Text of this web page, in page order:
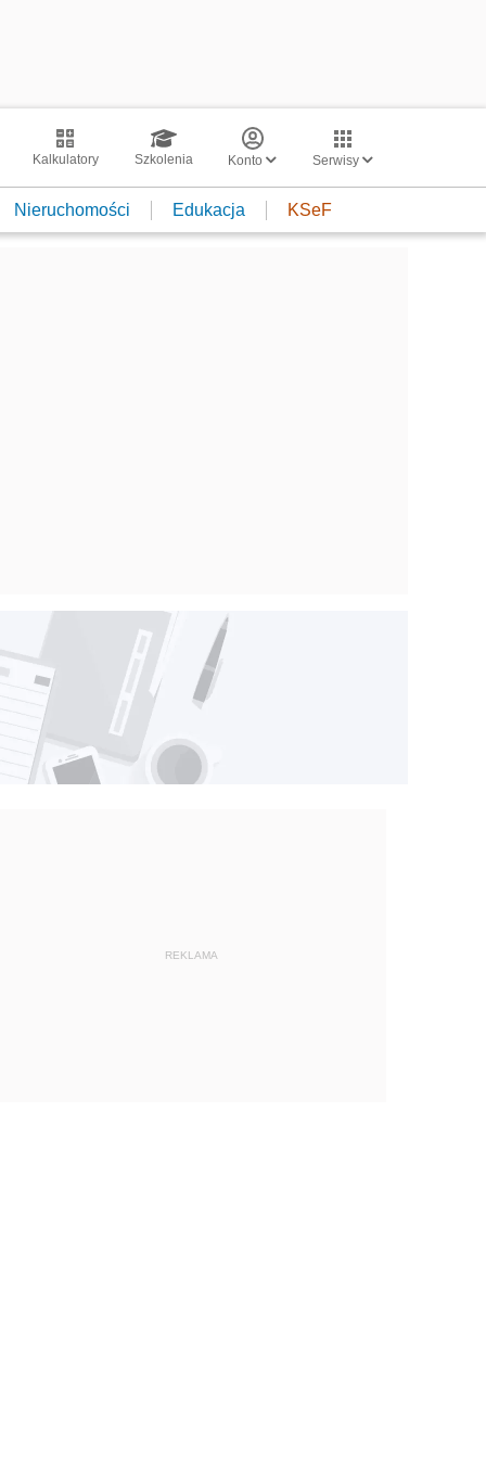
Kalkulatory Szkolenia Konto Serwisy
Nieruchomości Edukacja KSeF
REKLAMA